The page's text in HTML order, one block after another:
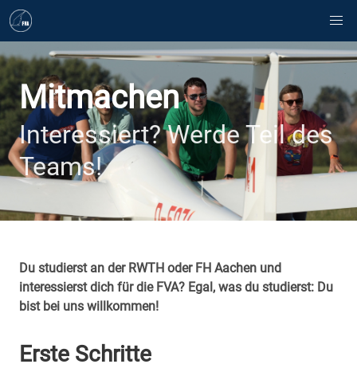
Mitmachen
Interessiert? Werde Teil des
Teams!
Du studierst an der RWTH oder FH Aachen und
interessierst dich für die FVA? Egal, was du studierst: Du
bist bei uns willkommen!
Erste Schritte